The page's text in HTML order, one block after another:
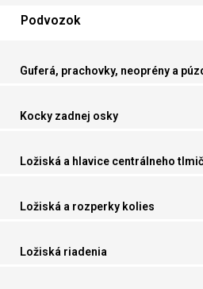
Podvozok
Guferá, prachovky, neoprény a
Kocky zadnej osky
Ložiská a hlavice centrálneho
Ložiská a rozperky kolies
Ložiská riadenia